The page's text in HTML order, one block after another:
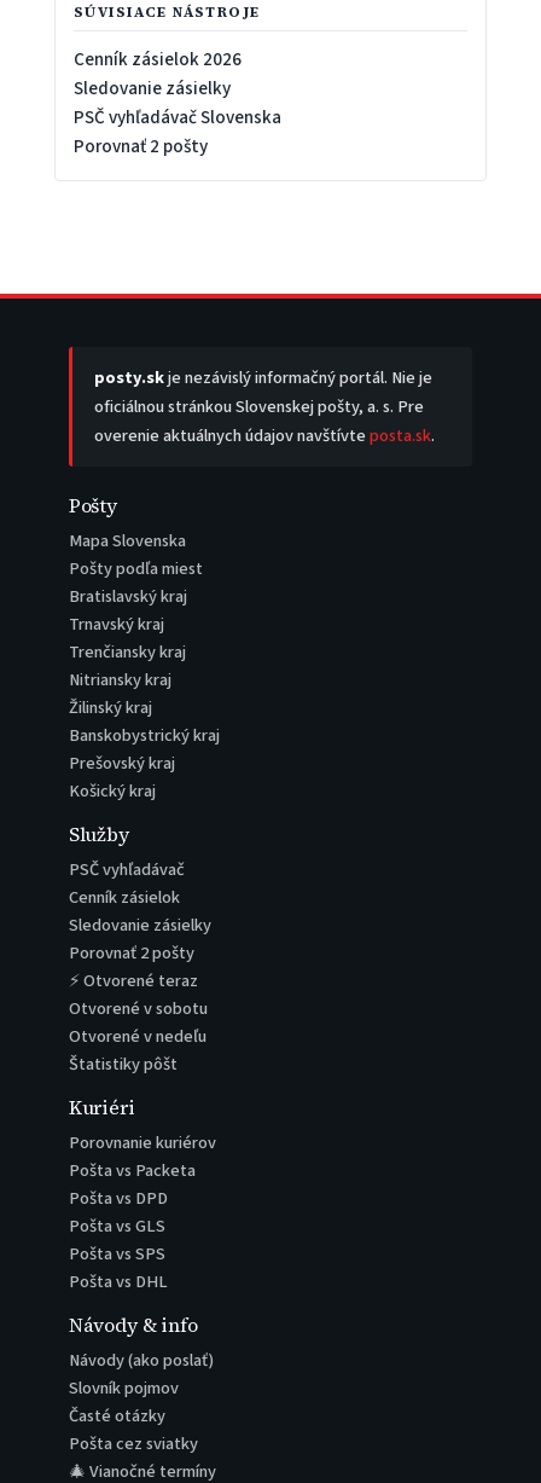
SÚVISIACE NÁSTROJE
Cenník zásielok 2026
Sledovanie zásielky
PSČ vyhľadávač Slovenska
Porovnať 2 pošty
posty.skje nezávislý informačný portál. Nie je
oficiálnou stránkou Slovenskej pošty, a. s. Pre
overenie aktuálnych údajov navštívteposta.sk.
Pošty
Mapa Slovenska
Pošty podľa miest
Bratislavský kraj
Trnavský kraj
Trenčiansky kraj
Nitriansky kraj
Žilinský kraj
Banskobystrický kraj
Prešovský kraj
Košický kraj
Služby
PSČ vyhľadávač
Cenník zásielok
Sledovanie zásielky
Porovnať 2 pošty
⚡ Otvorené teraz
Otvorené v sobotu
Otvorené v nedeľu
Štatistiky pôšt
Kuriéri
Porovnanie kuriérov
Pošta vs Packeta
Pošta vs DPD
Pošta vs GLS
Pošta vs SPS
Pošta vs DHL
Návody & info
Návody (ako poslať)
Slovník pojmov
Časté otázky
Pošta cez sviatky
🎄 Vianočné termíny